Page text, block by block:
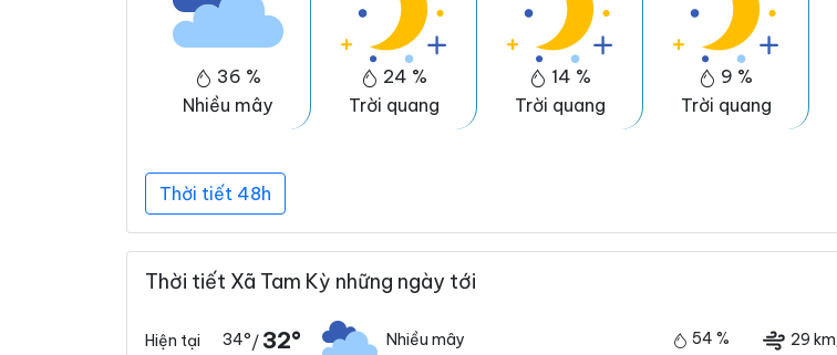
36 %
Nhiều mây
24 %
Trời quang
14 %
Trời quang
9 %
Trời quang
Thời tiết 48h
Thời tiết Xã Tam Kỳ những ngày tới
Hiện tại 34°/32° Nhiều mây 54 % 29